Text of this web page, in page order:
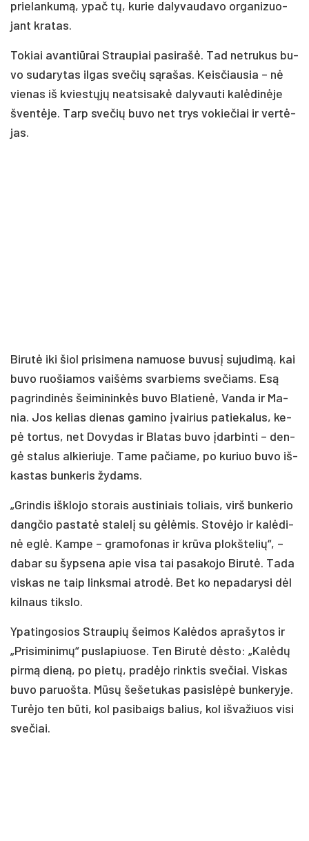
prie­lan­ku­mą, ypač tų, ku­rie da­ly­vau­da­vo or­ga­ni­zuo­
jant kra­tas.
To­kiai avan­tiū­rai Strau­piai pa­si­ra­šė. Tad ne­tru­kus bu­
vo su­da­ry­tas il­gas sve­čių są­ra­šas. Keis­čiau­sia – nė
vie­nas iš kvies­tų­jų neat­si­sa­kė da­ly­vau­ti ka­lė­di­nė­je
šven­tė­je. Tarp sve­čių bu­vo net trys vo­kie­čiai ir ver­tė­
jas.
Bi­ru­tė iki šiol pri­si­me­na na­muo­se bu­vu­sį su­ju­di­mą, kai
bu­vo ruo­šia­mos vai­šėms svar­biems sve­čiams. Esą
pa­grin­di­nės šei­mi­nin­kės bu­vo Bla­tie­nė, Van­da ir Ma­
nia. Jos ke­lias die­nas ga­mi­no įvai­rius pa­tie­ka­lus, ke­
pė tor­tus, net Do­vy­das ir Bla­tas bu­vo įdar­bin­ti – den­
gė sta­lus al­kie­riu­je. Ta­me pa­čia­me, po ku­riuo bu­vo iš­
kas­tas bun­ke­ris žy­dams.
„Grin­dis iš­klo­jo sto­rais aus­ti­niais to­liais, virš bun­ke­rio
dang­čio pa­sta­tė sta­le­lį su gė­lė­mis. Sto­vė­jo ir ka­lė­di­
nė eg­lė. Kam­pe – gra­mo­fo­nas ir krū­va plokš­te­lių“, –
da­bar su šyp­se­na apie vi­sa tai pa­sa­ko­jo Bi­ru­tė. Ta­da
vis­kas ne taip links­mai at­ro­dė. Bet ko ne­pa­da­ry­si dėl
kil­naus tiks­lo.
Ypa­tin­go­sios Strau­pių šei­mos Ka­lė­dos ap­ra­šy­tos ir
„Pri­si­mi­ni­mų“ pus­la­piuo­se. Ten Bi­ru­tė dės­to: „Ka­lė­dų
pir­mą die­ną, po pie­tų, pra­dė­jo rink­tis sve­čiai. Vis­kas
bu­vo pa­ruoš­ta. Mū­sų še­še­tu­kas pa­si­slė­pė bun­ke­ry­je.
Tu­rė­jo ten bū­ti, kol pa­si­baigs ba­lius, kol iš­va­žiuos vi­si
sve­čiai.